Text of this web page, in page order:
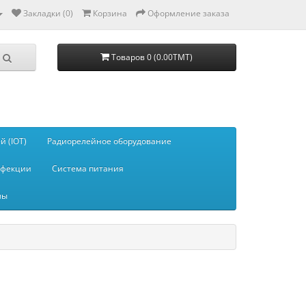
Закладки (0) Корзина Оформление заказа
Товаров 0 (0.00TMT)
(IOT) Радиорелейное оборудование
Система питания